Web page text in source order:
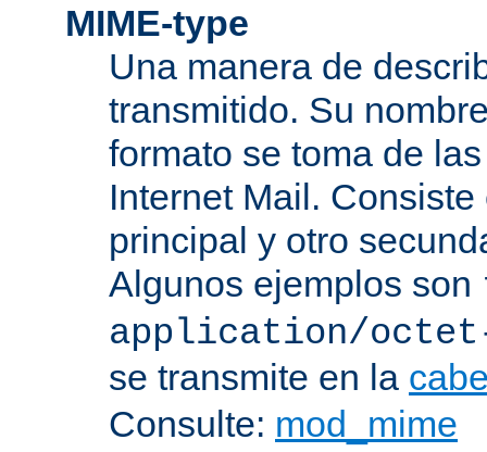
MIME-type
Una manera de
transmitido. Su
formato se toma de
Internet Mail.
principal y otro
Algunos ejemplos son
application/
se transmite en la
Consulte: mod_mime